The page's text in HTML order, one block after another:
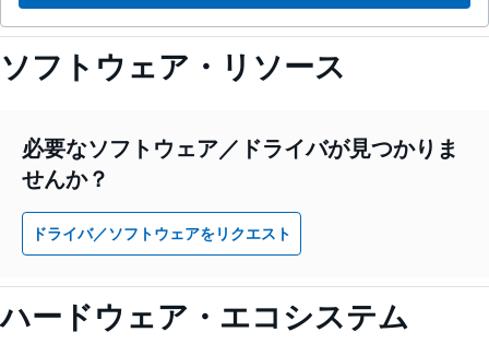
ソフトウェア・リソース
必要なソフトウェア／ドライバが見つかりま
せんか？
ドライバ／ソフトウェアをリクエスト
ハードウェア・エコシステム